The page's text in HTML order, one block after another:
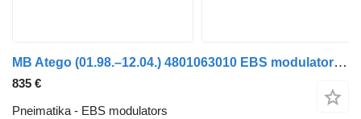
MB Atego (01.98.–12.04.) 4801063010 EBS modulators paredzēts Mercedes-Benz Atego, Atego 2, Atego 3 (1996-) kravas automašīnas
835 €
Pneimatika - EBS modulators